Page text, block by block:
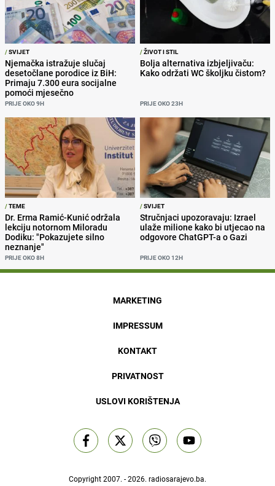
/SVIJET
Njemačka istražuje slučaj
desetočlane porodice iz BiH:
Primaju 7.300 eura socijalne
pomoći mjesečno
PRIJE OKO 9H
/ŽIVOT I STIL
Bolja alternativa izbjeljivaču:
Kako održati WC školjku čistom?
PRIJE OKO 23H
/TEME
Dr. Erma Ramić-Kunić održala
lekciju notornom Miloradu
Dodiku: "Pokazujete silno
neznanje"
PRIJE OKO 8H
/SVIJET
Stručnjaci upozoravaju: Izrael
ulaže milione kako bi utjecao na
odgovore ChatGPT-a o Gazi
PRIJE OKO 12H
MARKETING
IMPRESSUM
KONTAKT
PRIVATNOST
USLOVI KORIŠTENJA
Copyright 2007. - 2026. radiosarajevo.ba.